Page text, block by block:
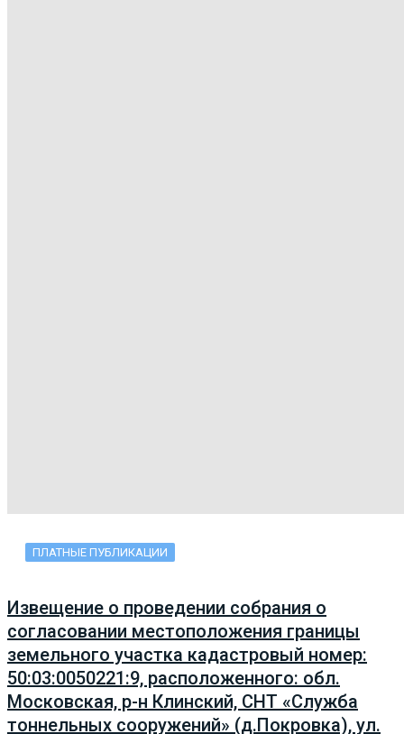
ПЛАТНЫЕ ПУБЛИКАЦИИ
Извещение о проведении собрания о
согласовании местоположения границы
земельного участка кадастровый номер:
50:03:0050221:9, расположенного: обл.
Московская, р-н Клинский, СНТ «Служба
тоннельных сооружений» (д.Покровка), ул.